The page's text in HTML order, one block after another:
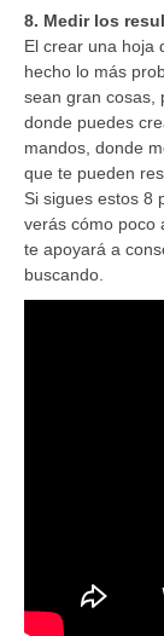
8. Medir los
El crear una hoja
hecho lo más
sean gran cosas,
donde puedes
mandos, donde
que te pueden
Si sigues estos 8
verás cómo poco
te apoyará a
buscando.